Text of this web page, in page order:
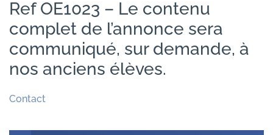
Ref OE1023 – Le contenu
complet de l’annonce sera
communiqué, sur demande, à
nos anciens élèves.
Contact